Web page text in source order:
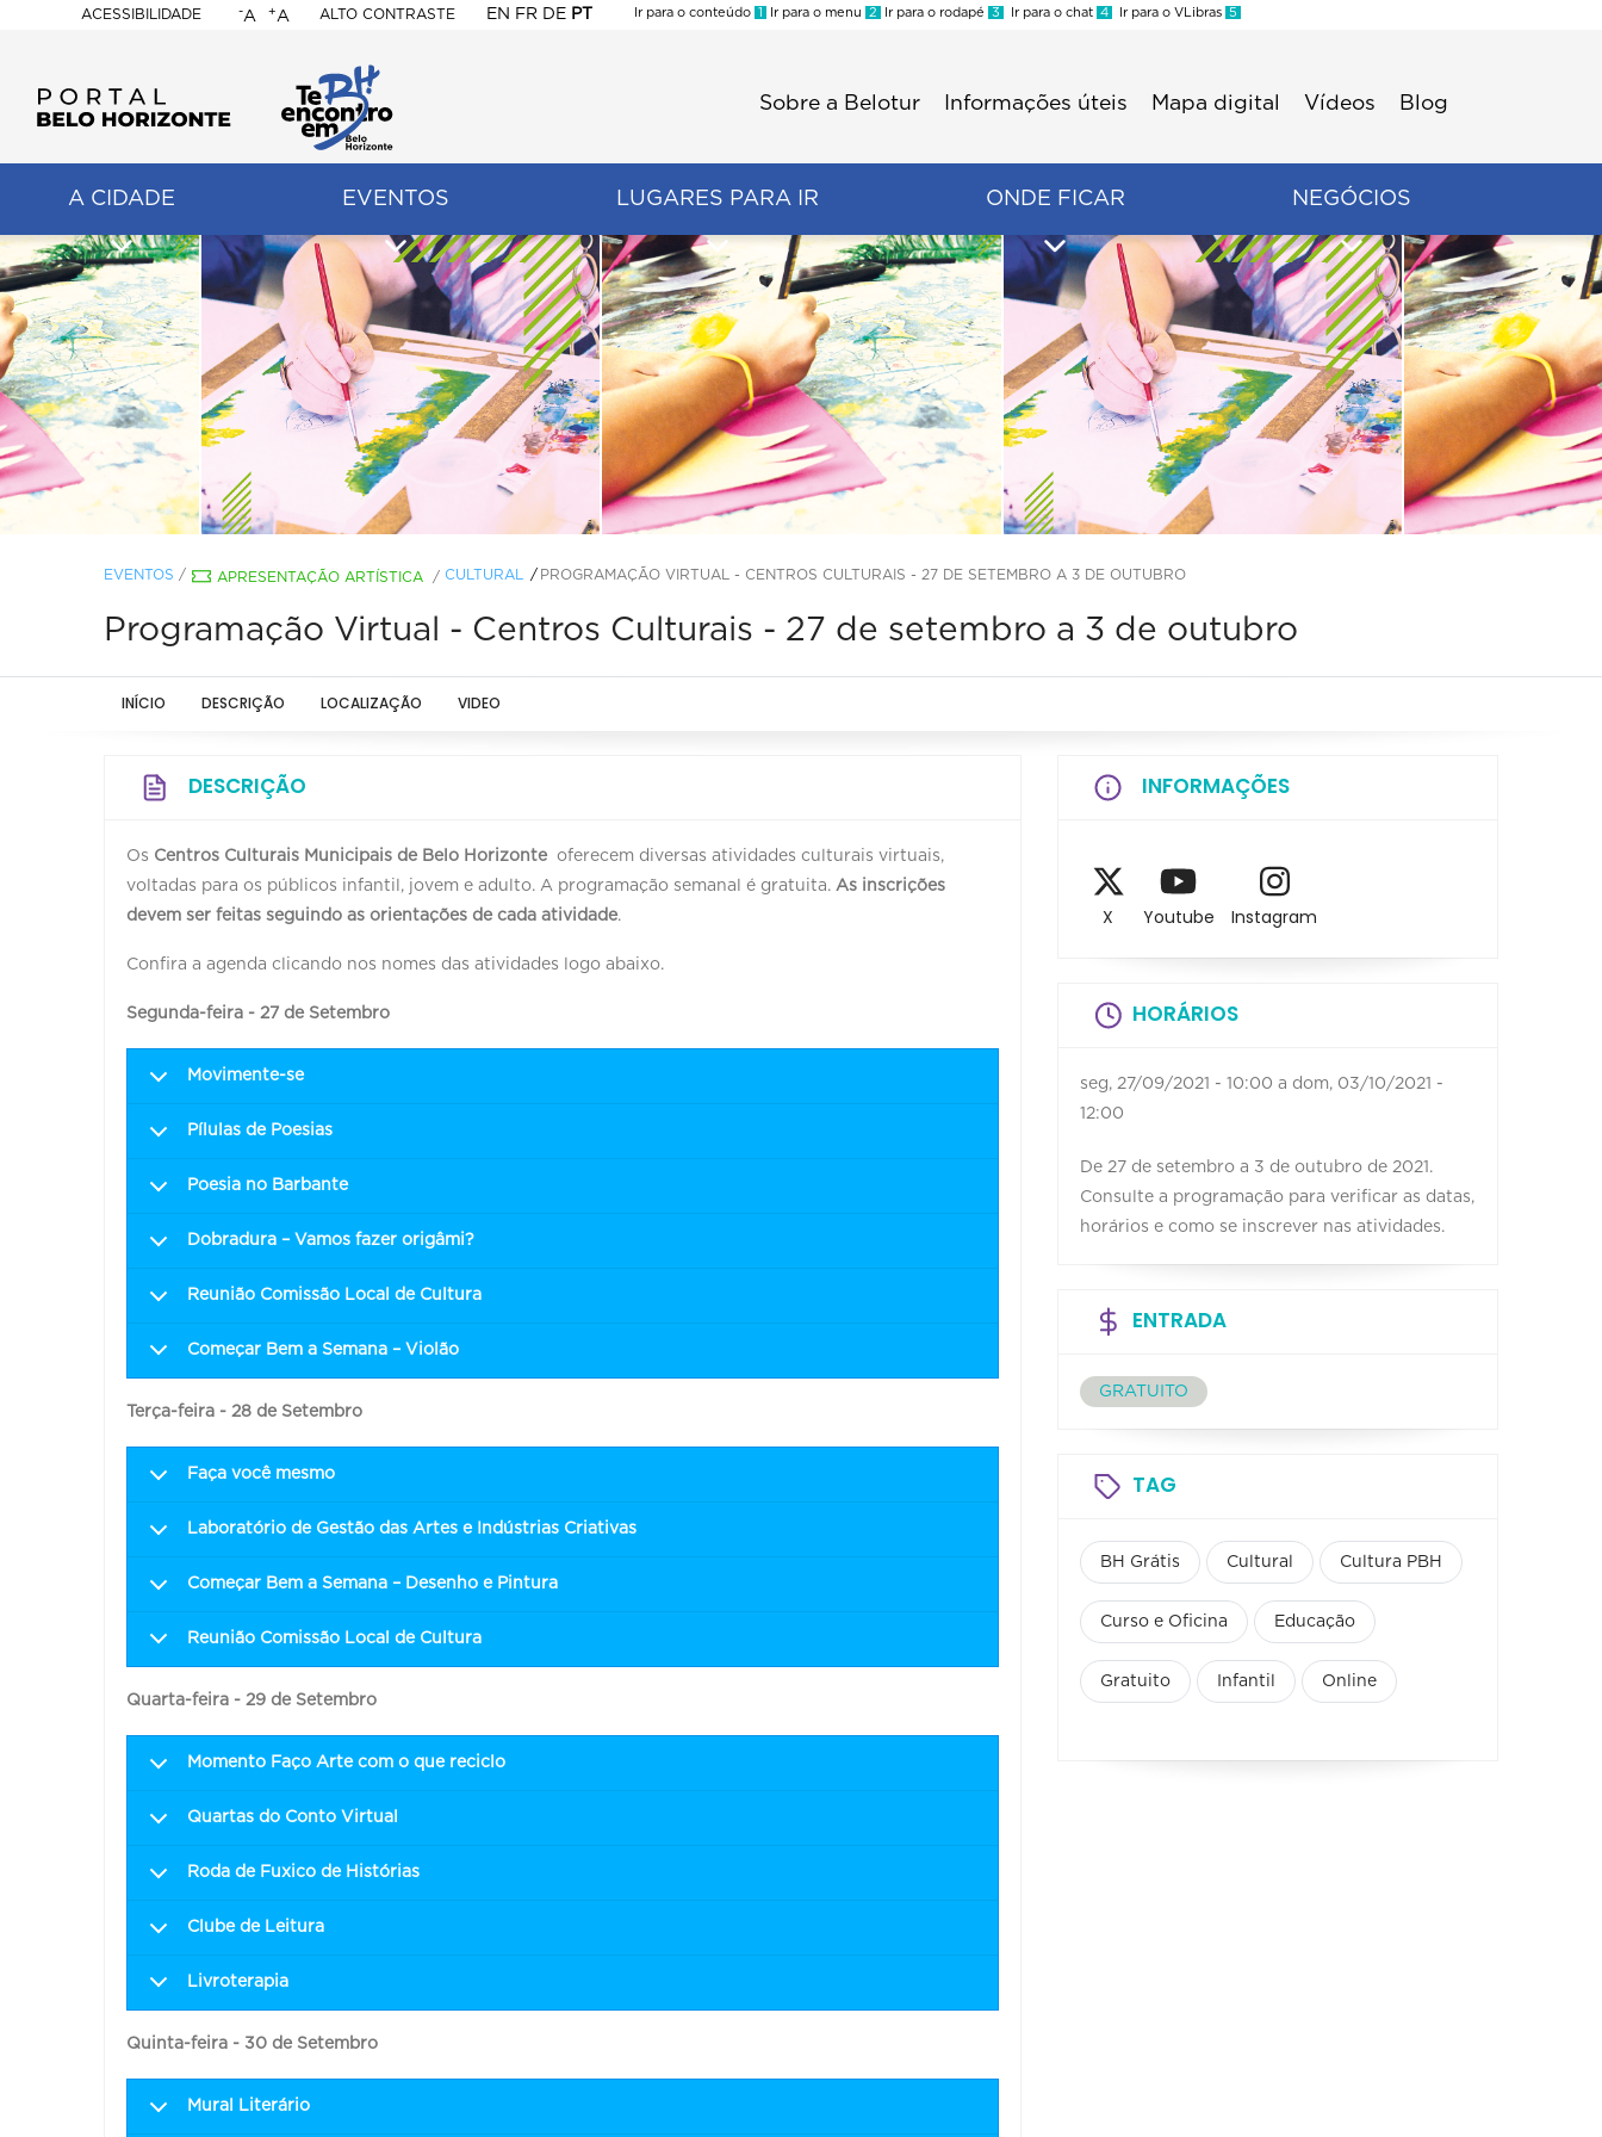
ACESSIBILIDADE
BELO
HORIZONTE
-A +A ALTO CONTRASTE EN FR DE PT
Ir para o conteúdo 1 Ir para o menu 2 Ir para o rodapé 3 Ir para o chat 4 Ir para o VLibras 5
Sobre a Belotur Informações úteis Mapa digital Vídeos Blog
A CIDADE EVENTOS LUGARES PARA IR ONDE FICAR NEGÓCIOS
EVENTOS / APRESENTAÇÃO ARTÍSTICA / CULTURAL PROGRAMAÇÃO VIRTUAL - CENTROS CULTURAIS - 27 DE SETEMBRO A 3 DE OUTUBRO
Programação Virtual - Centros Culturais - 27 de setembro a 3 de outubro
INÍCIO DESCRIÇÃO LOCALIZAÇÃO VIDEO
DESCRIÇÃO
Os Centros Culturais Municipais de Belo Horizonte oferecem diversas atividades culturais virtuais,
voltadas para os públicos infantil, jovem e adulto. A programação semanal é gratuita. As inscrições
devem ser feitas seguindo as orientações de cada atividade.
Confira a agenda clicando nos nomes das atividades logo abaixo.
Segunda-feira - 27 de Setembro
Movimente-se
Pílulas de Poesias
Poesia no Barbante
Dobradura – Vamos fazer origâmi?
Reunião Comissão Local de Cultura
Começar Bem a Semana – Violão
Terça-feira - 28 de Setembro
Faça você mesmo
Laboratório de Gestão das Artes e Indústrias Criativas
Começar Bem a Semana – Desenho e Pintura
Reunião Comissão Local de Cultura
Quarta-feira - 29 de Setembro
Momento Faço Arte com o que reciclo
Quartas do Conto Virtual
Roda de Fuxico de Histórias
Clube de Leitura
Livroterapia
Quinta-feira - 30 de Setembro
Mural Literário
INFORMAÇÕES
X Youtube Instagram
HORÁRIOS
seg, 27/09/2021 - 10:00 a dom, 03/10/2021 -
12:00
De 27 de setembro a 3 de outubro de 2021.
Consulte a programação para verificar as datas,
horários e como se inscrever nas atividades.
ENTRADA
GRATUITO
TAG
BH Grátis Cultural Cultura PBH
Curso e Oficina Educação
Gratuito Infantil Online